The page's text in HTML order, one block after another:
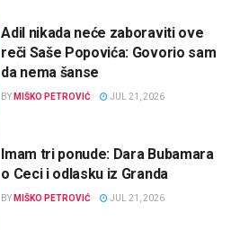
Adil nikada neće zaboraviti ove
reči Saše Popovića: Govorio sam
da nema šanse
BY MIŠKO PETROVIĆ JUL 21, 2026
Imam tri ponude: Dara Bubamara
o Ceci i odlasku iz Granda
BY MIŠKO PETROVIĆ JUL 21, 2026